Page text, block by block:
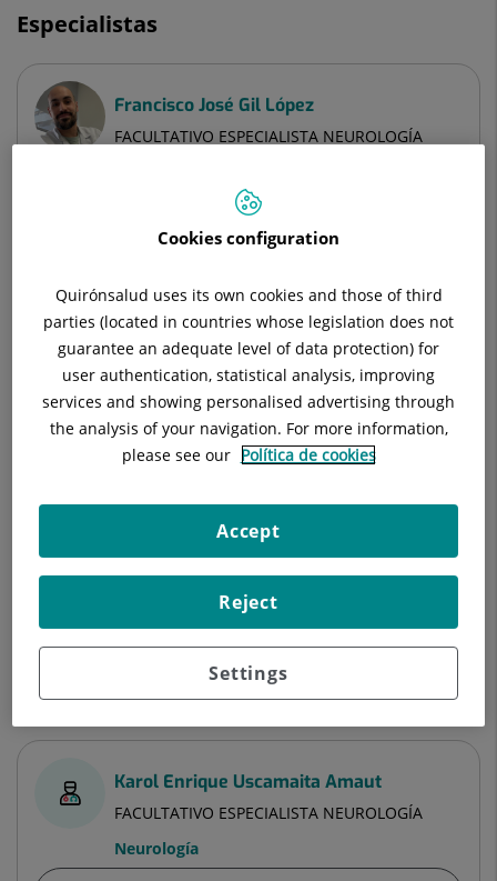
Especialistas
Francisco José Gil López
FACULTATIVO ESPECIALISTA NEUROLOGÍA
Cristina Moreno Ferre
FACULTATIVO ESPECIALISTA NEUROLOGÍA
Neurología
Ver ficha Pedir cita
Eliot Gómez López
Karol Enrique Uscamaita Amaut
FACULTATIVO ESPECIALISTA NEUROLOGÍA
Neurología
Cookies configuration
Quirónsalud uses its own cookies and those of third
parties (located in countries whose legislation does not
guarantee an adequate level of data protection) for
user authentication, statistical analysis, improving
services and showing personalised advertising through
the analysis of your navigation. For more information,
please see our Política de cookies
Settings
Reject
Accept